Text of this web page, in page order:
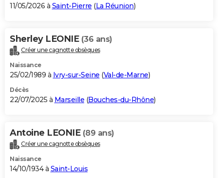
BONS PLANS
Carte de Noël
Carte Bonne année
Carte Saint-Valentin
Carte Pâques
Carte d'anniversaire
DICTIONNAIRE
Dictionnaire
Biographies
Citations
Expressions
Proverbes
PROGRAMME TV
S'inscrire
Se connecter
Lycées
Collèges
Primaires
Universités
Entreprises
Service militaire
Avis de recherche
AVIS DE DÉCÈS
Bricolage
Lifestyle
Culture
Sport
Auto
Television
Voyage
Cinema
11/05/2026 à Saint-Pierre (La Réunion)
Sherley LEONIE (36 ans)
Créer une cagnotte obsèques
Naissance
25/02/1989 à Ivry-sur-Seine (Val-de-Marne)
Décès
22/07/2025 à Marseille (Bouches-du-Rhône)
Antoine LEONIE (89 ans)
Créer une cagnotte obsèques
Naissance
14/10/1934 à Saint-Louis